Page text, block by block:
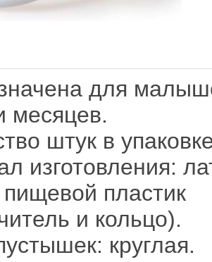
для
месяцев.
штук в
изготовления:
пищевой пластик
и кольцо).
круглая.